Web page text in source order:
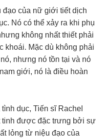
của nữ giới tiết dịch
Nó có thể xảy ra khi phụ
không nhất thiết phải
khoái. Mặc dù không phải
nhưng nó tồn tại và nó
giới, nó là điều hoàn
dục, Tiến sĩ Rachel
tinh được đặc trưng bởi sự
lỏng từ niệu đạo của